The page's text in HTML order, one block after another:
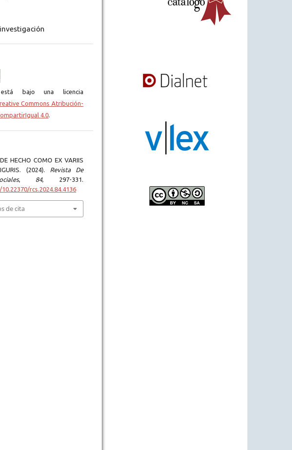
bajo una licencia
Commons Atribución-
4.0.
HECHO COMO EX VARIIS
(2024). Revista De
, 84, 297-331.
rcs.2024.84.4136
de cita